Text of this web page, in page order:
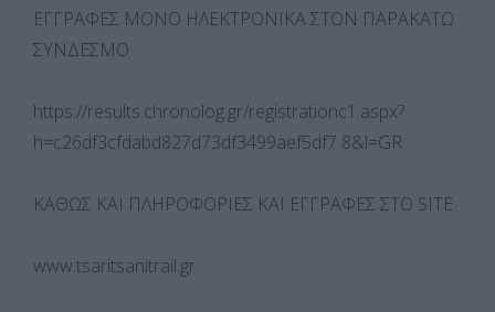
ΕΓΓΡΑΦΕΣ ΜΟΝΟ ΗΛΕΚΤΡΟΝΙΚΑ ΣΤΟΝ ΠΑΡΑΚΑΤΩ
ΣΥΝΔΕΣΜΟ
https://results.chronolog.gr/registrationc1.aspx?
h=c26df3cfdabd827d73df3499aef5df7 8&l=GR
ΚΑΘΩΣ ΚΑΙ ΠΛΗΡΟΦΟΡΙΕΣ ΚΑΙ ΕΓΓΡΑΦΕΣ ΣΤΟ SITE
www.tsaritsanitrail.gr